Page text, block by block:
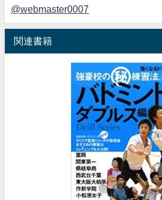
@webmaster0007
関連書籍